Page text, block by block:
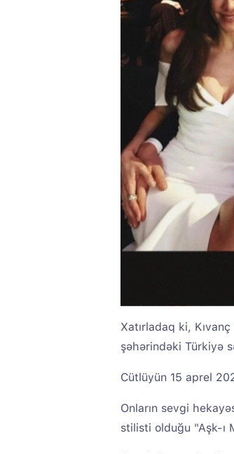
Xatırladaq ki,
şəhərindəki Türkiyə
Cütlüyün 15 aprel
Onların sevgi
stilisti olduğu "Aşk-ı